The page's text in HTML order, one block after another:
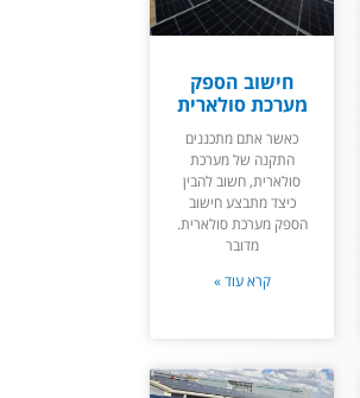
חישוב הספק
מערכת סולארית
כאשר אתם מתכננים
התקנה של מערכת
סולארית, חשוב להבין
כיצד מתבצע חישוב
הספק מערכת סולארית.
מדובר
קרא עוד »